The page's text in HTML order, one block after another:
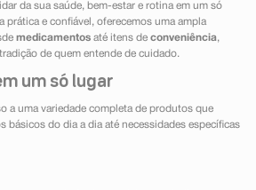
da sua saúde, bem-estar e rotina em um só
prática e confiável, oferecemos uma ampla
medicamentosaté itens de conveniência,
de quem entende de cuidado.
um só lugar
a uma variedade completa de produtos que
básicos do dia a dia até necessidades específicas